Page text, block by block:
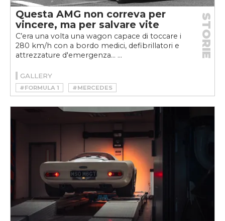
Questa AMG non correva per
vincere, ma per salvare vite
C’era una volta una wagon capace di toccare i
280 km/h con a bordo medici, defibrillatori e
attrezzature d'emergenza... ...
STORIE
GALLERY
#FORMULA 1
#MERCEDES
#MOTORSPORT